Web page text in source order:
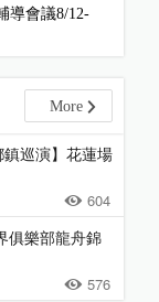
導會議8/12-
More
鎮巡演】花蓮場
604
俱樂部龍舟錦
576